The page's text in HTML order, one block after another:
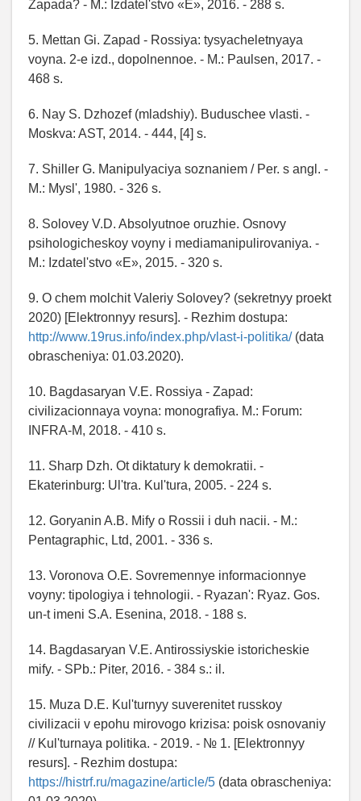
Zapada? - M.: Izdatel'stvo «E», 2016. - 288 s.
5. Mettan Gi. Zapad - Rossiya: tysyacheletnyaya
voyna. 2-e izd., dopolnennoe. - M.: Paulsen, 2017. -
468 s.
6. Nay S. Dzhozef (mladshiy). Buduschee vlasti. -
Moskva: AST, 2014. - 444, [4] s.
7. Shiller G. Manipulyaciya soznaniem / Per. s angl. -
M.: Mysl', 1980. - 326 s.
8. Solovey V.D. Absolyutnoe oruzhie. Osnovy
psihologicheskoy voyny i mediamanipulirovaniya. -
M.: Izdatel'stvo «E», 2015. - 320 s.
9. O chem molchit Valeriy Solovey? (sekretnyy proekt
2020) [Elektronnyy resurs]. - Rezhim dostupa:
http://www.19rus.info/index.php/vlast-i-politika/(data
obrascheniya: 01.03.2020).
10. Bagdasaryan V.E. Rossiya - Zapad:
civilizacionnaya voyna: monografiya. M.: Forum:
INFRA-M, 2018. - 410 s.
11. Sharp Dzh. Ot diktatury k demokratii. -
Ekaterinburg: Ul'tra. Kul'tura, 2005. - 224 s.
12. Goryanin A.B. Mify o Rossii i duh nacii. - M.:
Pentagraphic, Ltd, 2001. - 336 s.
13. Voronova O.E. Sovremennye informacionnye
voyny: tipologiya i tehnologii. - Ryazan': Ryaz. Gos.
un-t imeni S.A. Esenina, 2018. - 188 s.
14. Bagdasaryan V.E. Antirossiyskie istoricheskie
mify. - SPb.: Piter, 2016. - 384 s.: il.
15. Muza D.E. Kul'turnyy suverenitet russkoy
civilizacii v epohu mirovogo krizisa: poisk osnovaniy
// Kul'turnaya politika. - 2019. - № 1. [Elektronnyy
resurs]. - Rezhim dostupa:
https://histrf.ru/magazine/article/5 (data obrascheniya: